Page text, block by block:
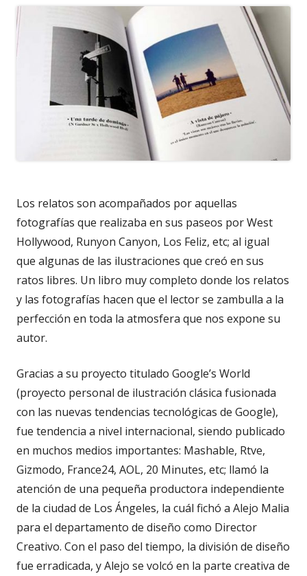
Los relatos son acompañados por aquellas
fotografías que realizaba en sus paseos por West
Hollywood, Runyon Canyon, Los Feliz, etc; al igual
que algunas de las ilustraciones que creó en sus
ratos libres. Un libro muy completo donde los relatos
y las fotografías hacen que el lector se zambulla a la
perfección en toda la atmosfera que nos expone su
autor.
Gracias a su proyecto titulado Google’s World
(proyecto personal de ilustración clásica fusionada
con las nuevas tendencias tecnológicas de Google),
fue tendencia a nivel internacional, siendo publicado
en muchos medios importantes: Mashable, Rtve,
Gizmodo, France24, AOL, 20 Minutes, etc; llamó la
atención de una pequeña productora independiente
de la ciudad de Los Ángeles, la cuál fichó a Alejo Malia
para el departamento de diseño como Director
Creativo. Con el paso del tiempo, la división de diseño
fue erradicada, y Alejo se volcó en la parte creativa de